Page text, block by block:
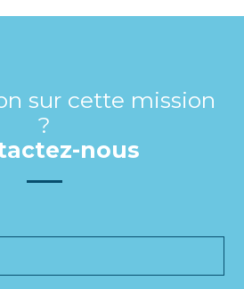
sur cette mission
?
nous